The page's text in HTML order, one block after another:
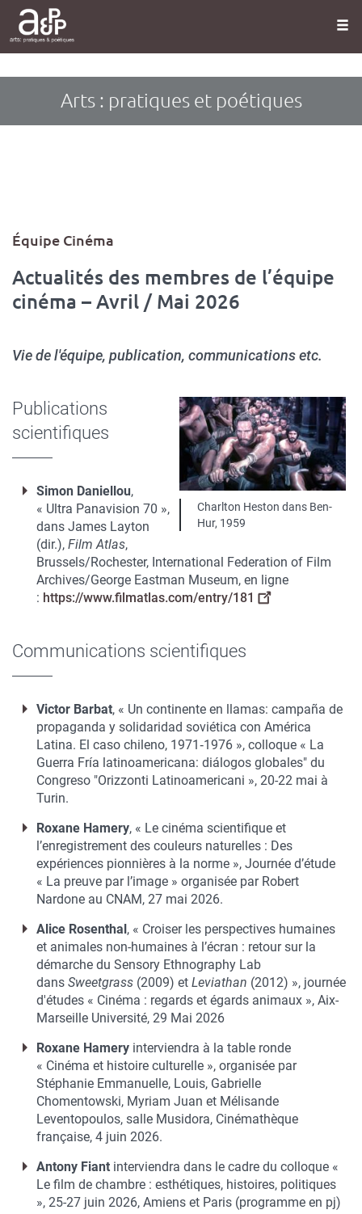
Panneau de gestion des cookies
Aller
contenu
Arts : pratiques et poétiques
Type
Équipe Cinéma
Actualités des membres de l’équipe
cinéma – Avril / Mai 2026
Vie de l'équipe, publication, communications etc.
Légende
Charlton Heston dans Ben-
Hur, 1959
Publications
scientifiques
Simon Daniellou,
« Ultra Panavision 70 »,
dans James Layton
(dir.), Film Atlas,
Brussels/Rochester, International Federation of Film
Archives/George Eastman Museum, en ligne
: https://www.filmatlas.com/entry/181
Communications scientifiques
Victor Barbat, « Un continente en llamas: campaña de
propaganda y solidaridad soviética con América
Latina. El caso chileno, 1971‑1976 », colloque « La
Guerra Fría latinoamericana: diálogos globales" du
Congreso "Orizzonti Latinoamericani », 20-22 mai à
Turin.
Roxane Hamery, « Le cinéma scientifique et
l’enregistrement des couleurs naturelles : Des
expériences pionnières à la norme », Journée d’étude
« La preuve par l’image » organisée par Robert
Nardone au CNAM, 27 mai 2026.
Alice Rosenthal, « Croiser les perspectives humaines
et animales non-humaines à l’écran : retour sur la
démarche du Sensory Ethnography Lab
dans Sweetgrass (2009) et Leviathan (2012) », journée
d'études « Cinéma : regards et égards animaux », Aix-
Marseille Université, 29 Mai 2026
Roxane Hamery interviendra à la table ronde
« Cinéma et histoire culturelle », organisée par
Stéphanie Emmanuelle, Louis, Gabrielle
Chomentowski, Myriam Juan et Mélisande
Leventopoulos, salle Musidora, Cinémathèque
française, 4 juin 2026.
Antony Fiant interviendra dans le cadre du colloque «
Le film de chambre : esthétiques, histoires, politiques
», 25-27 juin 2026, Amiens et Paris (programme en pj)